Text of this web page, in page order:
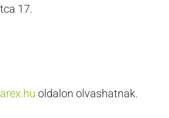
17.
oldalon olvashatnak.